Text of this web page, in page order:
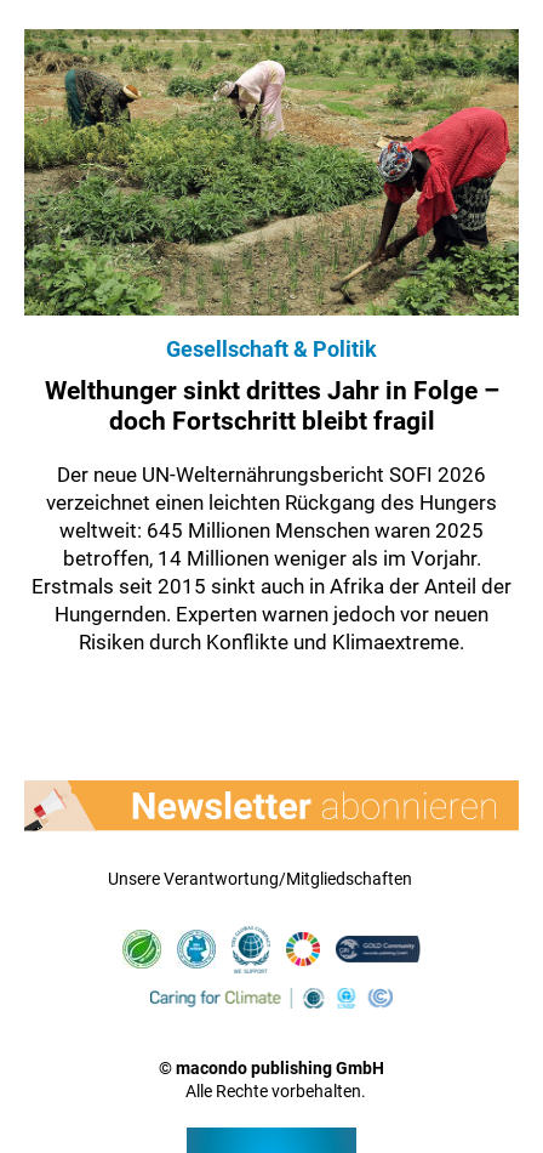
Gesellschaft & Politik
Welthunger sinkt drittes Jahr in Folge –
doch Fortschritt bleibt fragil
Der neue UN-Welternährungsbericht SOFI 2026
verzeichnet einen leichten Rückgang des Hungers
weltweit: 645 Millionen Menschen waren 2025
betroffen, 14 Millionen weniger als im Vorjahr.
Erstmals seit 2015 sinkt auch in Afrika der Anteil der
Hungernden. Experten warnen jedoch vor neuen
Risiken durch Konflikte und Klimaextreme.
Unsere Verantwortung/Mitgliedschaften
© macondo publishing GmbH
Alle Rechte vorbehalten.